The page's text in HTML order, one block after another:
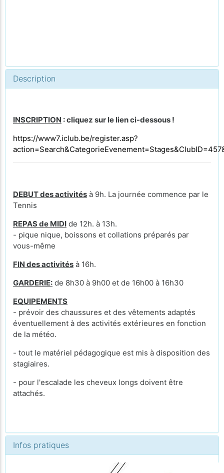
Description
INSCRIPTION : cliquez sur le lien ci-dessous !
https://www7.iclub.be/register.asp?
DEBUT des activités à 9h. La journée commence par le
Tennis
REPAS de MIDI de 12h. à 13h.
- pique nique, boissons et collations préparés par
vous-même
FIN des activités à 16h.
GARDERIE: de 8h30 à 9h00 et de 16h00 à 16h30
EQUIPEMENTS
- prévoir des chaussures et des vêtements adaptés
éventuellement à des activités extérieures en fonction
de la météo.
- tout le matériel pédagogique est mis à disposition des
stagiaires.
- pour l'escalade les cheveux longs doivent être
attachés.
Infos pratiques